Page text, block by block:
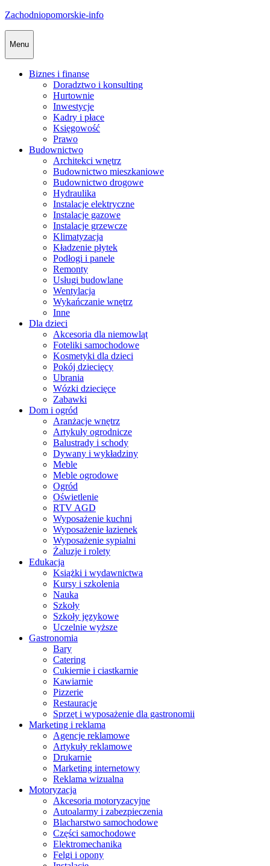
Skip
Zachodniopomorskie-info
Menu
Biznes i finanse
Doradztwo i konsulting
Hurtownie
Inwestycje
Kadry i płace
Księgowość
Prawo
Budownictwo
Architekci wnętrz
Budownictwo mieszkaniowe
Budownictwo drogowe
Hydraulika
Instalacje elektryczne
Instalacje gazowe
Instalacje grzewcze
Klimatyzacja
Kładzenie płytek
Podłogi i panele
Remonty
Usługi budowlane
Wentylacja
Wykańczanie wnętrz
Inne
Dla dzieci
Akcesoria dla niemowląt
Foteliki samochodowe
Kosmetyki dla dzieci
Pokój dziecięcy
Ubrania
Wózki dziecięce
Zabawki
Dom i ogród
Aranżacje wnętrz
Artykuły ogrodnicze
Balustrady i schody
Dywany i wykładziny
Meble
Meble ogrodowe
Ogród
Oświetlenie
RTV AGD
Wyposażenie kuchni
Wyposażenie łazienek
Wyposażenie sypialni
Żaluzje i rolety
Edukacja
Książki i wydawnictwa
Kursy i szkolenia
Nauka
Szkoły
Szkoły językowe
Uczelnie wyższe
Gastronomia
Bary
Catering
Cukiernie i ciastkarnie
Kawiarnie
Pizzerie
Restauracje
Sprzęt i wyposażenie dla gastronomii
Marketing i reklama
Agencje reklamowe
Artykuły reklamowe
Drukarnie
Marketing internetowy
Reklama wizualna
Motoryzacja
Akcesoria motoryzacyjne
Autoalarmy i zabezpieczenia
Blacharstwo samochodowe
Części samochodowe
Elektromechanika
Felgi i opony